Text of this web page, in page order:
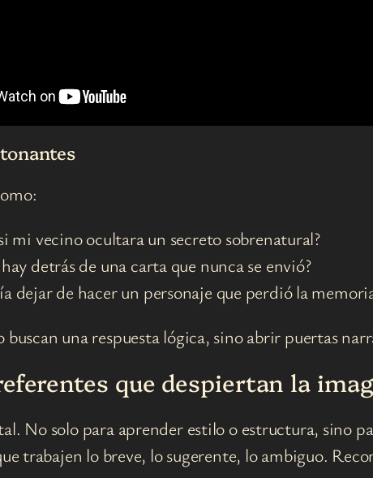
mi vecino ocultara un secreto sobrenatural?
detrás de una carta que nunca se envió?
dejar de hacer un personaje que perdió la
buscan una respuesta lógica, sino abrir puertas
que despiertan la
No solo para aprender estilo o estructura, sino
trabajen lo breve, lo sugerente, lo ambiguo.